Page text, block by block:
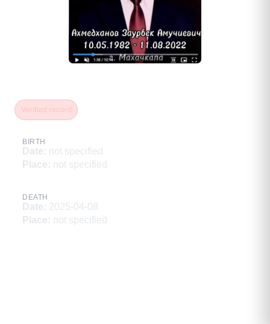
BIRTH
Date: not specified
Place: not specified
DEATH
Date: 2025-04-08
Place: not specified